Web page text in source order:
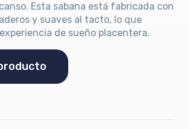
Esta sabana está fabricada con
y suaves al tacto, lo que
de sueño placentera.